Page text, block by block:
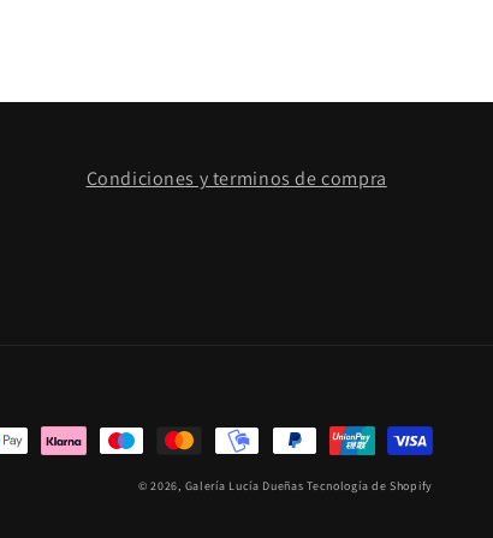
Condiciones y terminos de compra
© 2026, Galería Lucía Dueñas Tecnología de Shopify